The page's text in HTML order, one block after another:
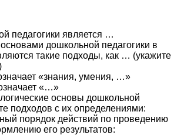
педагогики является …
дошкольной педагогики в
такие подходы, как … (укажите
«знания, умения, …»
«…»
основы дошкольной
подходов с их определениями:
порядок действий по проведению
его результатов: